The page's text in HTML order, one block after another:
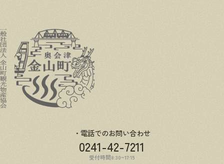
電話でのお問い合わせ
0241-42-7211
受付時間8:30~17:15